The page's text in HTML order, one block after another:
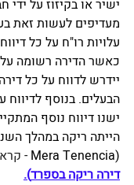
ישיר או בקיזוז על ידי
מעדיפים לעשות זאת
עלויות רו"ח על כל
כאשר הדירה רשומה
יידרש לדווח על כל
הבעלים. בנוסף
ישנו דיווח נוסף
הייתה ריקה במהלך
(Mera Tenencia
-
דירה ריקה בספרד).